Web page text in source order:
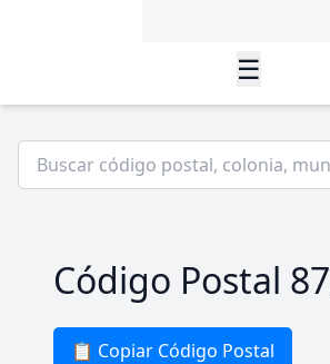
☰
Código Postal
📋 Copiar Código Postal